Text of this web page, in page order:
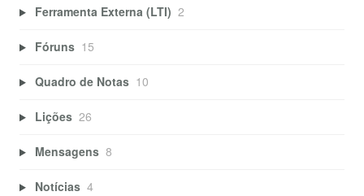
Ferramenta Externa (LTI) 2
Fóruns 15
Quadro de Notas 10
Lições 26
Mensagens 8
Notícias 4